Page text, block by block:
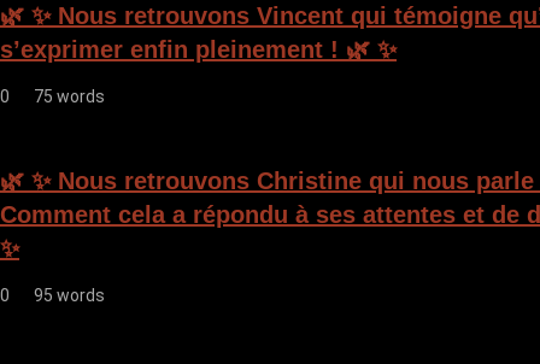
l
t
i
🌿 ✨ Nous retrouvons Vincent qui témoigne
s’exprimer enfin pleinement ! 🌿 ✨
0 75 words
🌿 ✨ Nous retrouvons Christine qui nous
Comment cela a répondu à ses attentes et
✨
0 95 words